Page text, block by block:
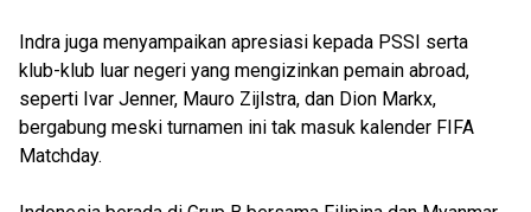
Indra juga menyampaikan apresiasi kepada PSSI serta
klub-klub luar negeri yang mengizinkan pemain abroad,
seperti Ivar Jenner, Mauro Zijlstra, dan Dion Markx,
bergabung meski turnamen ini tak masuk kalender FIFA
Matchday.